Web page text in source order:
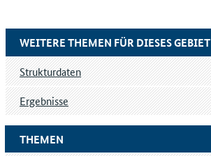
THEMEN
WEITERE THEMEN FÜR DIESES GEBIET
Strukturdaten
Ergebnisse